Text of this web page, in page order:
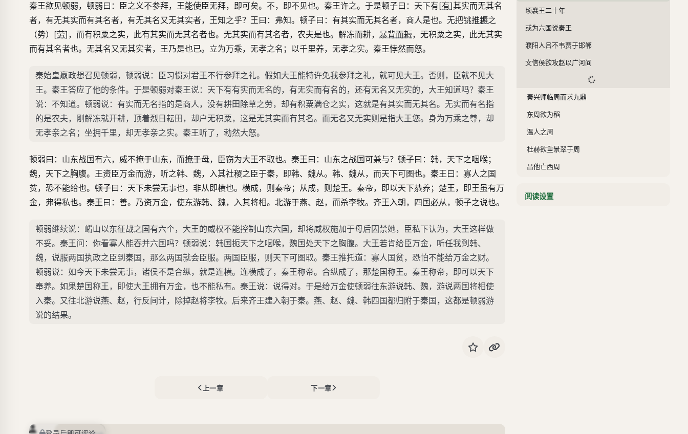
秦王欲见顿弱，顿弱曰：臣之义不参拜，王能使臣无拜，即可矣。不，即不见也。秦王许之。于是顿子曰：天下有[有]其实而无其名
者，有无其实而有其名者，有无其名又无其实者，王知之乎？王曰：弗知。顿子曰：有其实而无其名者，商人是也。无把铫推耨之
（势）[劳]，而有积粟之实，此有其实而无其名者也。无其实而有其名者，农夫是也。解冻而耕，暴背而耨，无积粟之实，此无其实
而有其名者也。无其名又无其实者，王乃是也已。立为万乘，无孝之名；以千里养，无孝之实。秦王悖然而怒。
秦始皇嬴政想召见顿弱，顿弱说：臣习惯对君王不行参拜之礼。假如大王能特许免我参拜之礼，就可见大王。否则，臣就不见大
王。秦王答应了他的条件。于是顿弱对秦王说：天下有有实而无名的，有无实而有名的，还有无名又无实的，大王知道吗？秦王
说：不知道。顿弱说：有实而无名指的是商人，没有耕田除草之劳，却有积粟满仓之实，这就是有其实而无其名。无实而有名指
的是农夫，刚解冻就开耕，顶着烈日耘田，却户无积粟，这是无其实而有其名。而无名又无实则是指大王您。身为万乘之尊，却
无孝亲之名；坐拥千里，却无孝亲之实。秦王听了，勃然大怒。
顿弱曰：山东战国有六，威不掩于山东，而掩于母，臣窃为大王不取也。秦王曰：山东之战国可兼与？顿子曰：韩，天下之咽喉；
魏，天下之胸腹。王资臣万金而游，听之韩、魏，入其社稷之臣于秦，即韩、魏从。韩、魏从，而天下可图也。秦王曰：寡人之国
贫，恐不能给也。顿子曰：天下未尝无事也，非从即横也。横成，则秦帝；从成，则楚王。秦帝，即以天下恭养；楚王，即王虽有万
金，弗得私也。秦王曰：善。乃资万金，使东游韩、魏，入其将相。北游于燕、赵，而杀李牧。齐王入朝，四国必从，顿子之说也。
顿弱继续说：崤山以东征战之国有六个，大王的威权不能控制山东六国，却将威权施加于母后囚禁她，臣私下认为，大王这样做
不妥。秦王问：你看寡人能吞并六国吗？顿弱说：韩国扼天下之咽喉，魏国处天下之胸腹。大王若肯给臣万金，听任我到韩、
魏，说服两国执政之臣到秦国，那么两国就会臣服。两国臣服，则天下可图取。秦王推托道：寡人国贫，恐怕不能给万金之财。
顿弱说：如今天下未尝无事，诸侯不是合纵，就是连横。连横成了，秦王称帝。合纵成了，那楚国称王。秦王称帝，即可以天下
奉养。如果楚国称王，即使大王拥有万金，也不能私有。秦王说：说得对。于是给万金使顿弱往东游说韩、魏，游说两国将相使
入秦。又往北游说燕、赵，行反间计，除掉赵将李牧。后来齐王建入朝于秦。燕、赵、魏、韩四国都归附于秦国，这都是顿弱游
说的结果。
上一章 下一章
顷襄王二十年
或为六国说秦王
濮阳人吕不韦贾于邯郸
文信侯欲攻赵以广河间
秦兴师临周而求九鼎
东周欲为稻
温人之周
杜赫欲重景翠于周
昌他亡西周
苏厉谓周君
阅读设置